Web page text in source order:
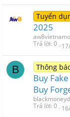
Tuyển
2025
Trả lời 0
B Thông
Buy
Buy
Trả lời 0